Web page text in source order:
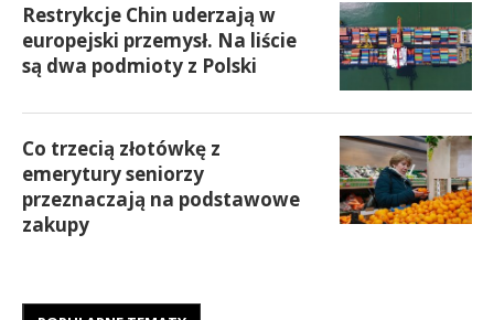
Restrykcje Chin uderzają w
europejski przemysł. Na liście
są dwa podmioty z Polski
Co trzecią złotówkę z
emerytury seniorzy
przeznaczają na podstawowe
zakupy